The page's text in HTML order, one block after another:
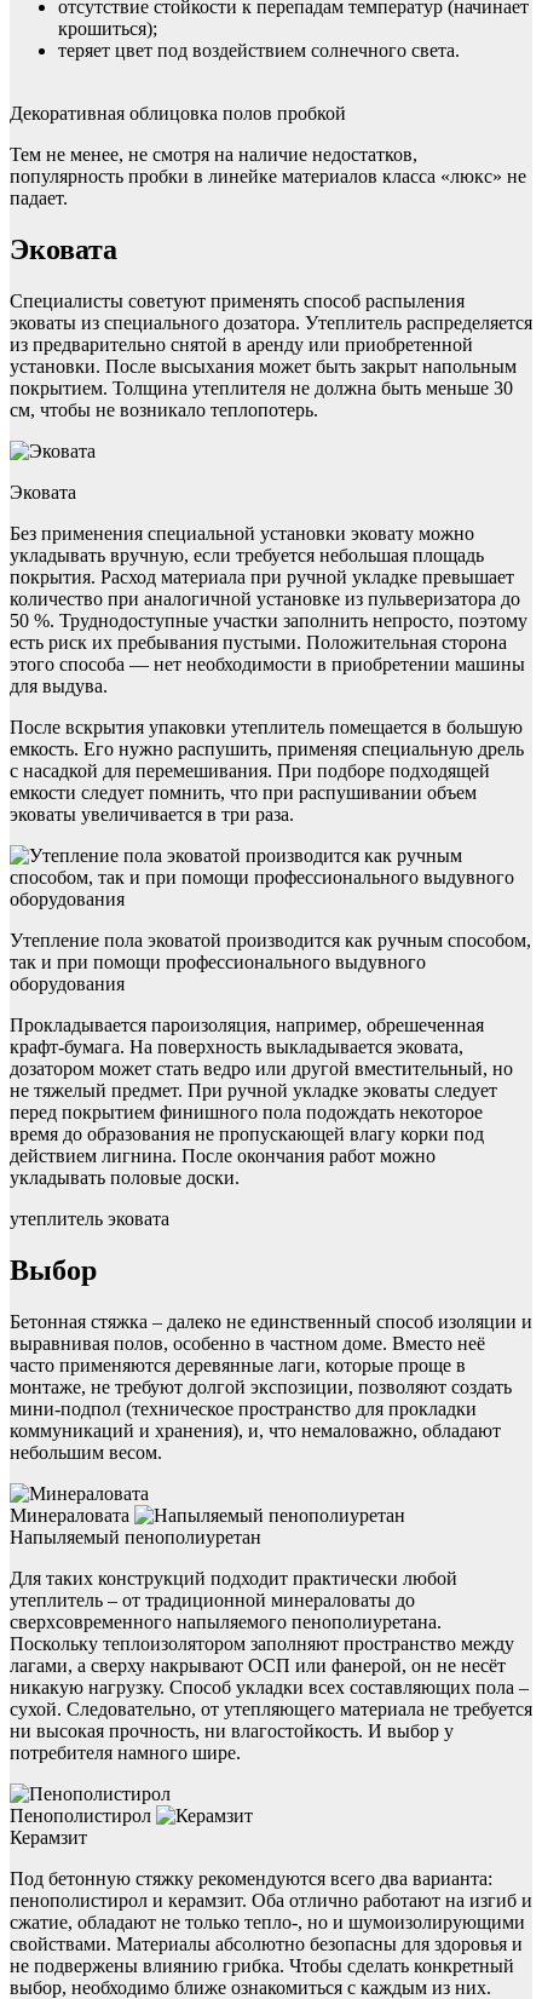
отсутствие стойкости к перепадам температур (начинает
крошиться);
теряет цвет под воздействием солнечного света.
Декоративная облицовка полов пробкой
Тем не менее, не смотря на наличие недостатков,
популярность пробки в линейке материалов класса «люкс» не
падает.
Эковата
Специалисты советуют применять способ распыления
эковаты из специального дозатора. Утеплитель распределяется
из предварительно снятой в аренду или приобретенной
установки. После высыхания может быть закрыт напольным
покрытием. Толщина утеплителя не должна быть меньше 30
см, чтобы не возникало теплопотерь.
Эковата
Без применения специальной установки эковату можно
укладывать вручную, если требуется небольшая площадь
покрытия. Расход материала при ручной укладке превышает
количество при аналогичной установке из пульверизатора до
50 %. Труднодоступные участки заполнить непросто, поэтому
есть риск их пребывания пустыми. Положительная сторона
этого способа — нет необходимости в приобретении машины
для выдува.
После вскрытия упаковки утеплитель помещается в большую
емкость. Его нужно распушить, применяя специальную дрель
с насадкой для перемешивания. При подборе подходящей
емкости следует помнить, что при распушивании объем
эковаты увеличивается в три раза.
Утепление пола эковатой производится как ручным способом,
так и при помощи профессионального выдувного
оборудования
Прокладывается пароизоляция, например, обрешеченная
крафт-бумага. На поверхность выкладывается эковата,
дозатором может стать ведро или другой вместительный, но
не тяжелый предмет. При ручной укладке эковаты следует
перед покрытием финишного пола подождать некоторое
время до образования не пропускающей влагу корки под
действием лигнина. После окончания работ можно
укладывать половые доски.
утеплитель эковата
Выбор
Бетонная стяжка – далеко не единственный способ изоляции и
выравнивая полов, особенно в частном доме. Вместо неё
часто применяются деревянные лаги, которые проще в
монтаже, не требуют долгой экспозиции, позволяют создать
мини-подпол (техническое пространство для прокладки
коммуникаций и хранения), и, что немаловажно, обладают
небольшим весом.
Минераловата
Напыляемый пенополиуретан
Для таких конструкций подходит практически любой
утеплитель – от традиционной минераловаты до
сверхсовременного напыляемого пенополиуретана.
Поскольку теплоизолятором заполняют пространство между
лагами, а сверху накрывают ОСП или фанерой, он не несёт
никакую нагрузку. Способ укладки всех составляющих пола –
сухой. Следовательно, от утепляющего материала не требуется
ни высокая прочность, ни влагостойкость. И выбор у
потребителя намного шире.
Пенополистирол
Керамзит
Под бетонную стяжку рекомендуются всего два варианта:
пенополистирол и керамзит. Оба отлично работают на изгиб и
сжатие, обладают не только тепло-, но и шумоизолирующими
свойствами. Материалы абсолютно безопасны для здоровья и
не подвержены влиянию грибка. Чтобы сделать конкретный
выбор, необходимо ближе ознакомиться с каждым из них.